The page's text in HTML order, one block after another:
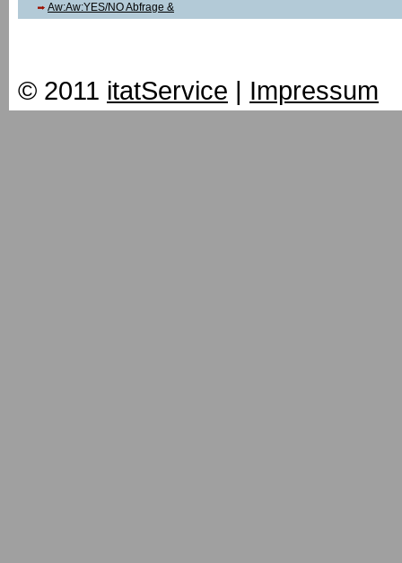
Aw:Aw:YES/NO Abfrage &
© 2011 itatService | Impressum